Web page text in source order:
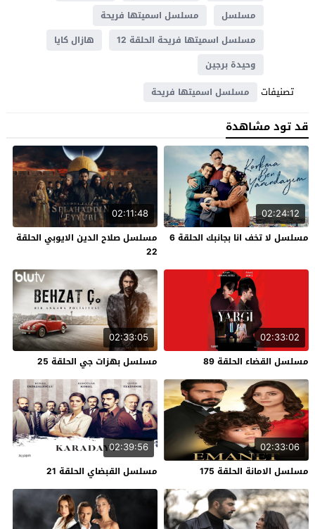
مسلسل
مسلسل اسميتها فريحة
مسلسل اسميتها فريحة الحلقة 12
هازال كايا
وحيدة برجين
تصنيفات مسلسل اسميتها فريحة
قد تود مشاهدة
02:24:12
مسلسل لا تخف انا بجانبك الحلقة 6
02:11:48
مسلسل صلاح الدين الايوبي الحلقة
22
02:33:02
مسلسل القضاء الحلقة 89
02:33:05
مسلسل بهزات جي الحلقة 25
02:33:06
مسلسل الامانة الحلقة 175
02:39:56
مسلسل القبضاي الحلقة 21